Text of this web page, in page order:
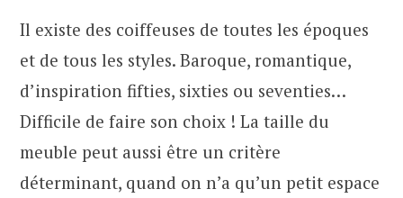
Il existe des coiffeuses de toutes les époques
et de tous les styles. Baroque, romantique,
d’inspiration fifties, sixties ou seventies…
Difficile de faire son choix ! La taille du
meuble peut aussi être un critère
déterminant, quand on n’a qu’un petit espace